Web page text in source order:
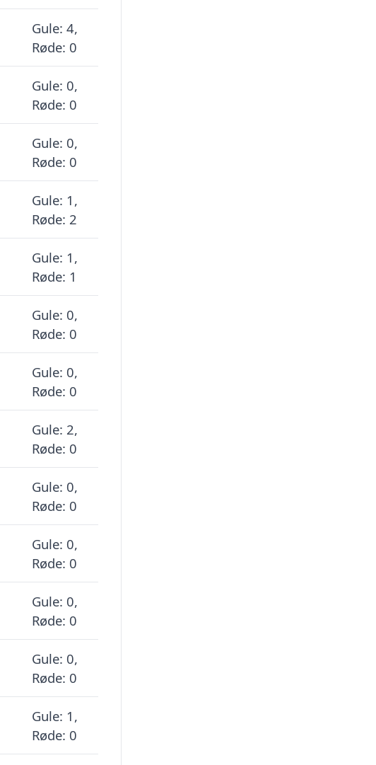
Gule: 4,
Røde: 0
Gule: 0,
Røde: 0
Gule: 0,
Røde: 0
Gule: 1,
Røde: 2
Gule: 1,
Røde: 1
Gule: 0,
Røde: 0
Gule: 0,
Røde: 0
Gule: 2,
Røde: 0
Gule: 0,
Røde: 0
Gule: 0,
Røde: 0
Gule: 0,
Røde: 0
Gule: 0,
Røde: 0
Gule: 1,
Røde: 0